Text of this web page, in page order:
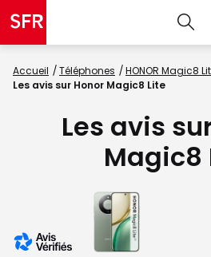
Accueil Téléphones
HONOR Magic8
Les avis sur Honor Magic8 Lite
Les avis
Magic8